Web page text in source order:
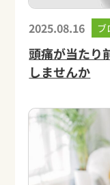
2025.08.16 ブ
頭痛が当たり
しませんか